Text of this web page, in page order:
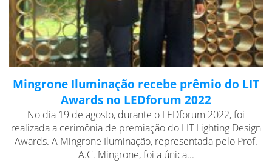
Mingrone Iluminação recebe prêmio do LIT
Awards no LEDforum 2022
No dia 19 de agosto, durante o LEDforum 2022, foi
realizada a cerimônia de premiação do LIT Lighting Design
Awards. A Mingrone Iluminação, representada pelo Prof.
A.C. Mingrone, foi a única...